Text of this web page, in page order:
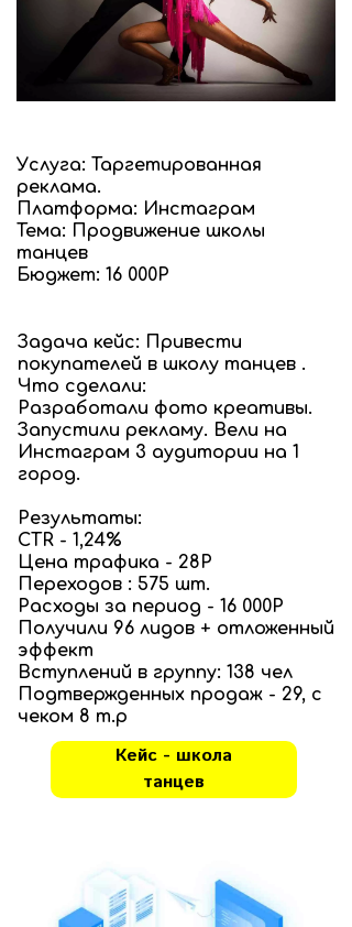
Кейс - школа
танцев
Услуга: Таргетированная
реклама.
Платформа: Инстаграм
Тема: Продвижение школы
танцев
Бюджет: 16 000Р
Задача кейс: Привести
покупателей в школу танцев .
Что сделали:
Разработали фото креативы.
Запустили рекламу. Вели на
Инстаграм 3 аудитории на 1
город.
Результаты:
CTR - 1,24%
Цена трафика - 28Р
Переходов : 575 шт.
Расходы за период - 16 000Р
Получили 96 лидов + отложенный
эффект
Вступлений в группу: 138 чел
Подтвержденных продаж - 29, с
чеком 8 т.р